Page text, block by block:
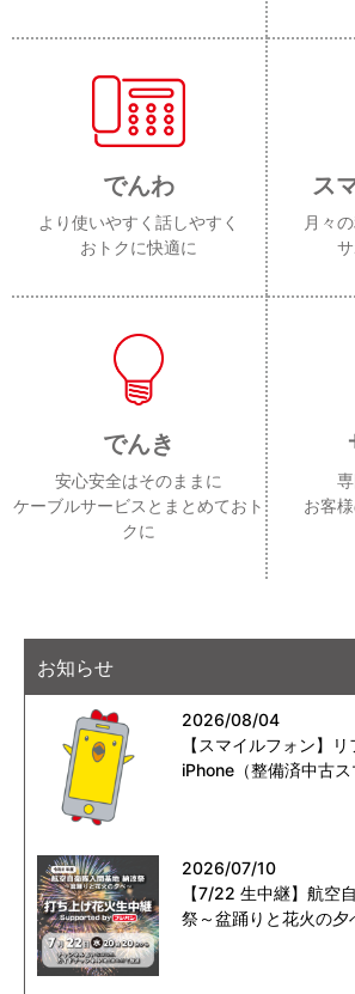
でんわ
より使いやすく話しやすく
おトクに快適に
ス
月々
でんき
安心安全はそのままに
ケーブルサービスとまとめておト
クに
お客
お知らせ
2026/08/04
【スマイルフォン】
iPhone（整備済中古
2026/07/10
【7/22 生中継】航空
祭～盆踊りと花火の夕